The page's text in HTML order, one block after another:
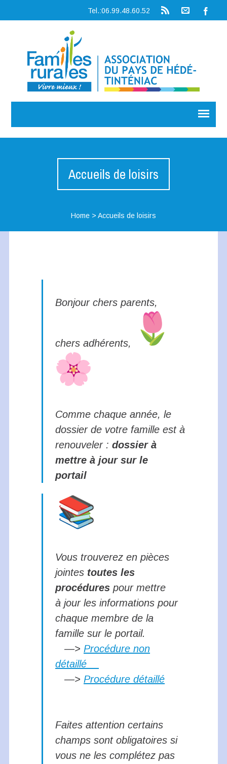
Tel.:06.99.48.60.52
Accueils de loisirs
Home> Accueils de loisirs
Bonjour chers parents,
chers adhérents,
Comme chaque année, le
dossier de votre famille est à
renouveler :dossier à
mettre à jour sur le
portail
Vous trouverez en pièces
jointes toutes les
procédures pour mettre
à jour les informations pour
chaque membre de la
famille sur le portail.
—>Procédure non
détaillé
—>Procédure détaillé
Faites attention certains
champs sont obligatoires si
vous ne les complétez pas